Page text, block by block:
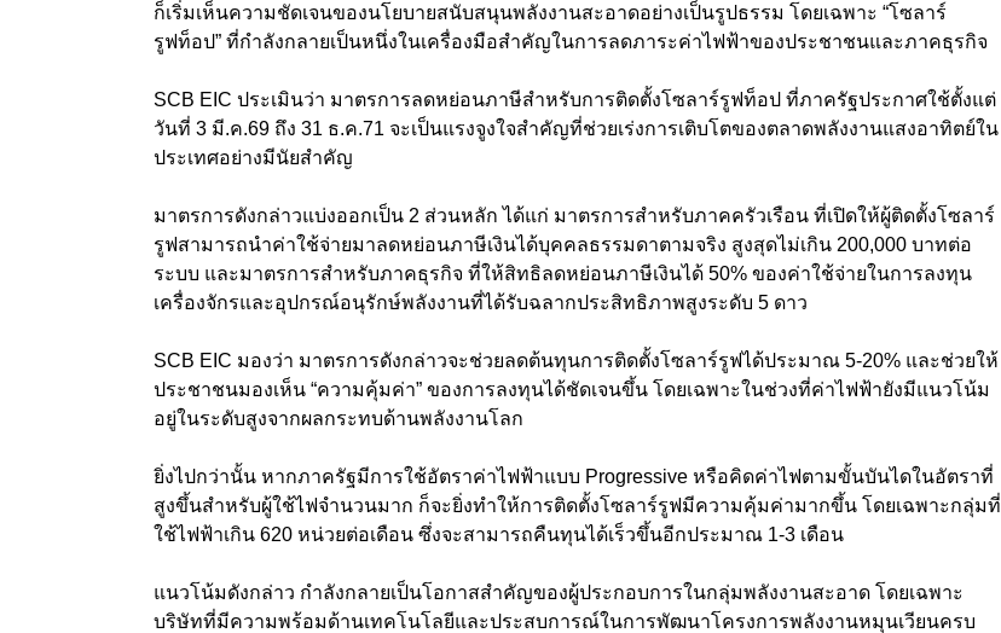
ก็เริ่มเห็นความชัดเจนของนโยบายสนับสนุนพลังงานสะอาดอย่างเป็นรูปธรรม โดยเฉพาะ “โซลาร์
รูฟท็อป” ที่กำลังกลายเป็นหนึ่งในเครื่องมือสำคัญในการลดภาระค่าไฟฟ้าของประชาชนและภาคธุรกิจ
SCB EIC ประเมินว่า มาตรการลดหย่อนภาษีสำหรับการติดตั้งโซลาร์รูฟท็อป ที่ภาครัฐประกาศใช้ตั้งแต่
วันที่ 3 มี.ค.69 ถึง 31 ธ.ค.71 จะเป็นแรงจูงใจสำคัญที่ช่วยเร่งการเติบโตของตลาดพลังงานแสงอาทิตย์ใน
ประเทศอย่างมีนัยสำคัญ
มาตรการดังกล่าวแบ่งออกเป็น 2 ส่วนหลัก ได้แก่ มาตรการสำหรับภาคครัวเรือน ที่เปิดให้ผู้ติดตั้งโซลาร์
รูฟสามารถนำค่าใช้จ่ายมาลดหย่อนภาษีเงินได้บุคคลธรรมดาตามจริง สูงสุดไม่เกิน 200,000 บาทต่อ
ระบบ และมาตรการสำหรับภาคธุรกิจ ที่ให้สิทธิลดหย่อนภาษีเงินได้ 50% ของค่าใช้จ่ายในการลงทุน
เครื่องจักรและอุปกรณ์อนุรักษ์พลังงานที่ได้รับฉลากประสิทธิภาพสูงระดับ 5 ดาว
SCB EIC มองว่า มาตรการดังกล่าวจะช่วยลดต้นทุนการติดตั้งโซลาร์รูฟได้ประมาณ 5-20% และช่วยให้
ประชาชนมองเห็น “ความคุ้มค่า” ของการลงทุนได้ชัดเจนขึ้น โดยเฉพาะในช่วงที่ค่าไฟฟ้ายังมีแนวโน้ม
อยู่ในระดับสูงจากผลกระทบด้านพลังงานโลก
ยิ่งไปกว่านั้น หากภาครัฐมีการใช้อัตราค่าไฟฟ้าแบบ Progressive หรือคิดค่าไฟตามขั้นบันไดในอัตราที่
สูงขึ้นสำหรับผู้ใช้ไฟจำนวนมาก ก็จะยิ่งทำให้การติดตั้งโซลาร์รูฟมีความคุ้มค่ามากขึ้น โดยเฉพาะกลุ่มที่
ใช้ไฟฟ้าเกิน 620 หน่วยต่อเดือน ซึ่งจะสามารถคืนทุนได้เร็วขึ้นอีกประมาณ 1-3 เดือน
แนวโน้มดังกล่าว กำลังกลายเป็นโอกาสสำคัญของผู้ประกอบการในกลุ่มพลังงานสะอาด โดยเฉพาะ
บริษัทที่มีความพร้อมด้านเทคโนโลยีและประสบการณ์ในการพัฒนาโครงการพลังงานหมุนเวียนครบ